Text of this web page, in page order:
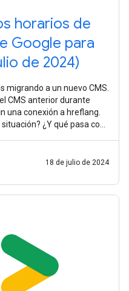
horarios de
Google para
de 2024)
migrando a un nuevo CMS.
CMS anterior durante
una conexión a hreflang.
¿Y qué pasa con
18 de julio de 2024